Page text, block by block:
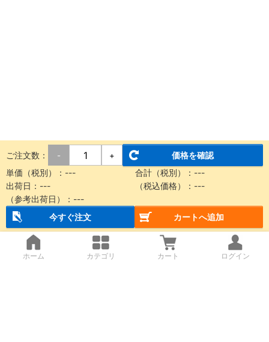
ご注文数： - +
価格を確認
単価（税別）： --- 合計（税別）： ---
出荷日： --- （税込価格）： ---
（参考出荷日）： ---
今すぐ注文
カートへ追加
ホーム カテゴリ カート ログイン